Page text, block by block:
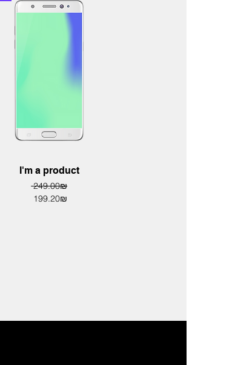
Quick View
I'm a product
Regular Price
‏249.00 ‏₪
Sale Price
‏199.20 ‏₪